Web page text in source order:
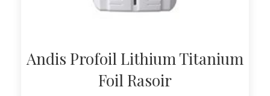
Andis Profoil Lithium Titanium
Foil Rasoir